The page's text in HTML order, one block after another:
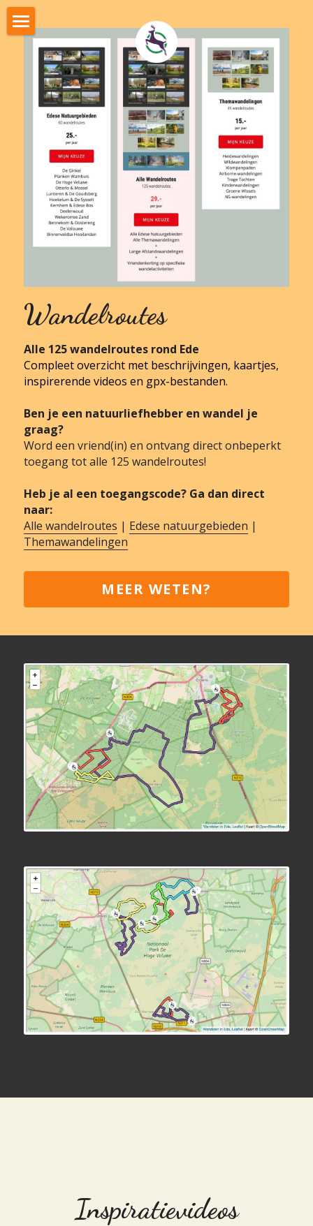
Home
Wandeltips
Wandelroutes
Kies je wandelpakket
Je wandelpakket (log in)
Airbornewandeling
Veluwe Voettocht
Fotoexpositie
LOG IN
Wandelroutes
Alle 125 wandelroutes rond Ede
Compleet overzicht met beschrijvingen, kaartjes,
inspirerende videos en gpx-bestanden.
Ben je een natuurliefhebber en wandel je
graag?
Word een vriend(in) en ontvang direct onbeperkt
toegang tot alle 125 wandelroutes!
Heb je al een toegangscode? Ga dan direct
naar:
Alle wandelroutes | Edese natuurgebieden
Themawandelingen
MEER WETEN?
Inspiratievideos